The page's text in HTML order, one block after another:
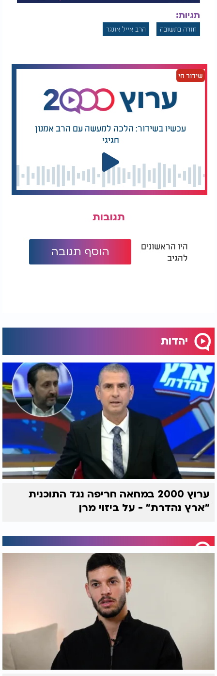
הפספוס האמיתי
הפספוס האמיתי איננו אם לא הספקנו הכול - אלא אם
הלב נשאר מלא רוגע ושמחה "קנאת סופרים תרבה
חכמה" (גמרא בבא בתרא) הקנאה יכולה להניע לעשייה,
האדם לומד מאחרים וחווה השראה ומוטיבציה, אך
כאשר היא לא מניעה את האדם לעשייה, אלא לחרדות
ולחצים זה סימן שזו "הקנאה… מוציאה את האדם מן
ניצול הזמן מתוך שלווה נבנה כאשר האדם שואל את
עצמו: מה מוטל עלי ברגע הזה?
לא מה החמצתי, ולא
מה עוד אצטרך. ברגע שהאדם נוכח באמת בהווה,
הפספוס נרגע, והעשייה מתמלאת עומק. הנפש זקוקה
בחיבור. השלם הוא זה שמחזיק בשניהם גם יחד.
המודעות תוביל לריפוי.
תגיות:
חזרה בתשובה הרב אייל אונגר
שידור חי
עכשיו בשידור: הלכה למעשה עם הרב אמנון
חגיגי
תגובות
היו הראשונים
להגיב
הוסף תגובה
יהדות
ערוץ 2000 במחאה חריפה נגד התוכנית
"ארץ נהדרת" - על ביזוי מרן